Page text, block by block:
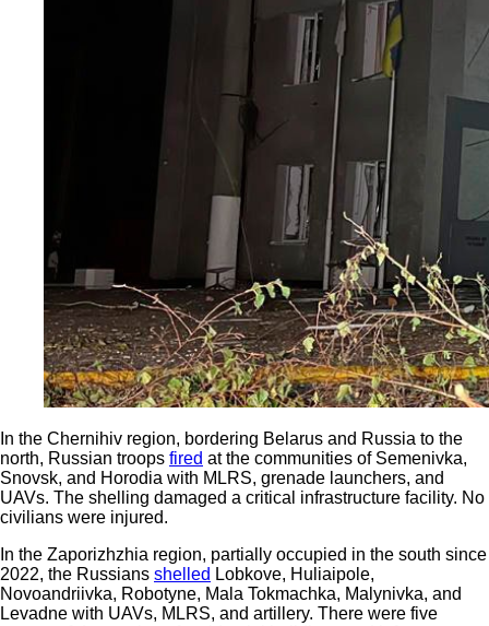
In the Chernihiv region, bordering Belarus and Russia to the
north, Russian troops fired at the communities of Semenivka,
Snovsk, and Horodia with MLRS, grenade launchers, and
UAVs. The shelling damaged a critical infrastructure facility. No
civilians were injured.
In the Zaporizhzhia region, partially occupied in the south since
2022, the Russians shelled Lobkove, Huliaipole,
Novoandriivka, Robotyne, Mala Tokmachka, Malynivka, and
Levadne with UAVs, MLRS, and artillery. There were five